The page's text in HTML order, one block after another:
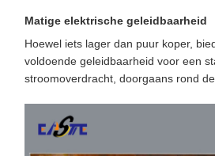
Matige elektrische geleidbaarheid
Hoewel iets lager dan puur koper,
voldoende geleidbaarheid voor een
stroomoverdracht, doorgaans rond